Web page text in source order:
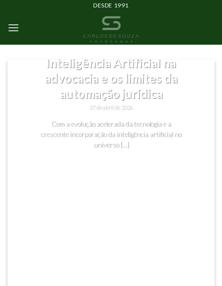
DESDE 1991
Inteligência Artificial na
advocacia e os limites da
automação jurídica
27 de abril de 2026
Com a evolução acelerada da tecnologia e a
crescente incorporação da inteligência artificial no
universo [...]